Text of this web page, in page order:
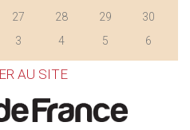
27 28 29
30
3 4 5 6
AU SITE